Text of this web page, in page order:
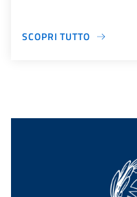
SCOPRI TUTTO